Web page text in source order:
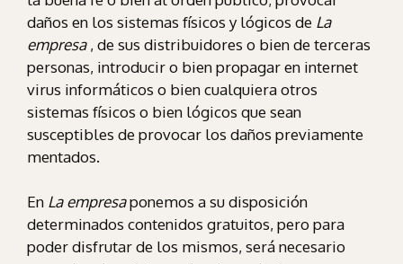
daños en los sistemas físicos y lógicos de La
empresa, de sus distribuidores o bien de terceras
personas, introducir o bien propagar en internet
virus informáticos o bien cualquiera otros
sistemas físicos o bien lógicos que sean
susceptibles de provocar los daños previamente
mentados.
En La empresaponemos a su disposición
determinados contenidos gratuitos, pero para
poder disfrutar de los mismos, será necesario